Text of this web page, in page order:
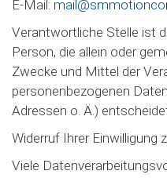
E-Mail:
Verantwortliche Stelle ist
Person, die allein oder
Zwecke und Mittel der
personenbezogenen
Adressen o. Ä.)
Widerruf Ihrer Einwilligung
Viele